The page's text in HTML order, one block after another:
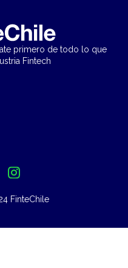
primero de todo lo que
Fintech
FinteChile